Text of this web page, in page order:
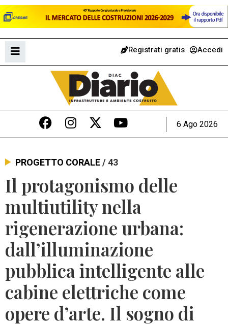
Registrati gratis Accedi
6 Ago 2026
PROGETTO CORALE/ 43
Il protagonismo delle
multiutility nella
rigenerazione urbana:
dall’illuminazione
pubblica intelligente alle
cabine elettriche come
opere d’arte. Il sogno di